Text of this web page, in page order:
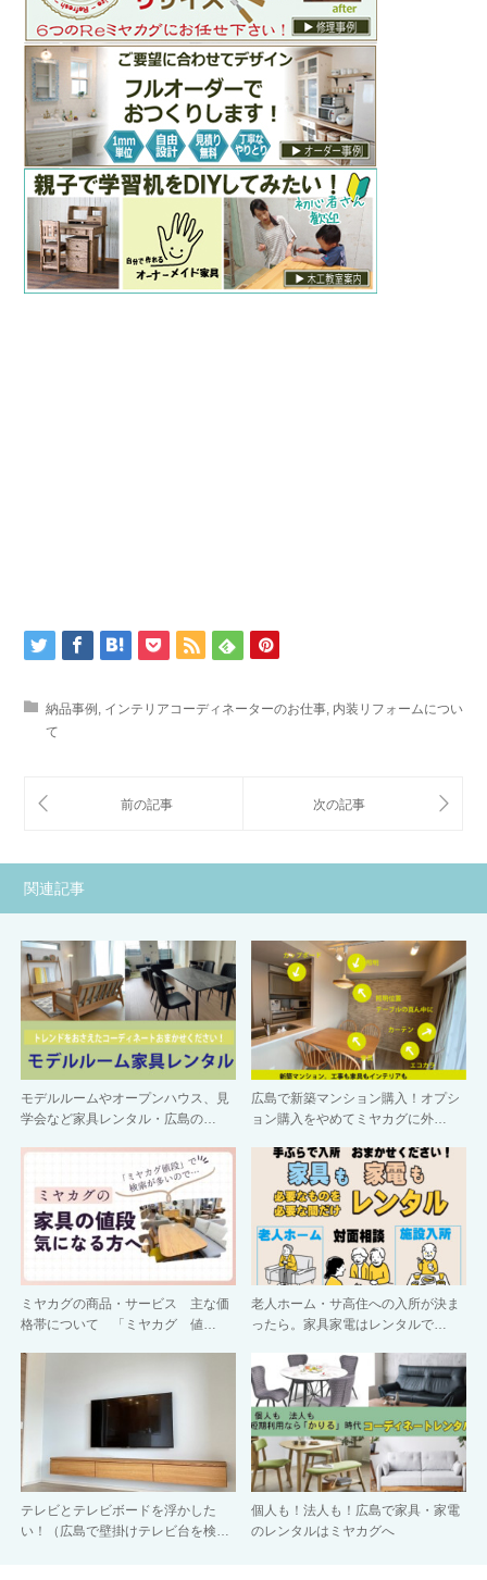
納品事例 インテリアコーディネーターのお仕事 内装リフォームについ
て
関連記事
モデルルームやオープンハウス、見
学会など家具レンタル・広島の…
広島で新築マンション購入！オプシ
ョン購入をやめてミヤカグに外…
ミヤカグの商品・サービス 主な価
格帯について 「ミヤカグ 値…
老人ホーム・サ高住への入所が決ま
ったら。家具家電はレンタルで…
テレビとテレビボードを浮かした
い！（広島で壁掛けテレビ台を検…
個人も！法人も！広島で家具・家電
のレンタルはミヤカグへ